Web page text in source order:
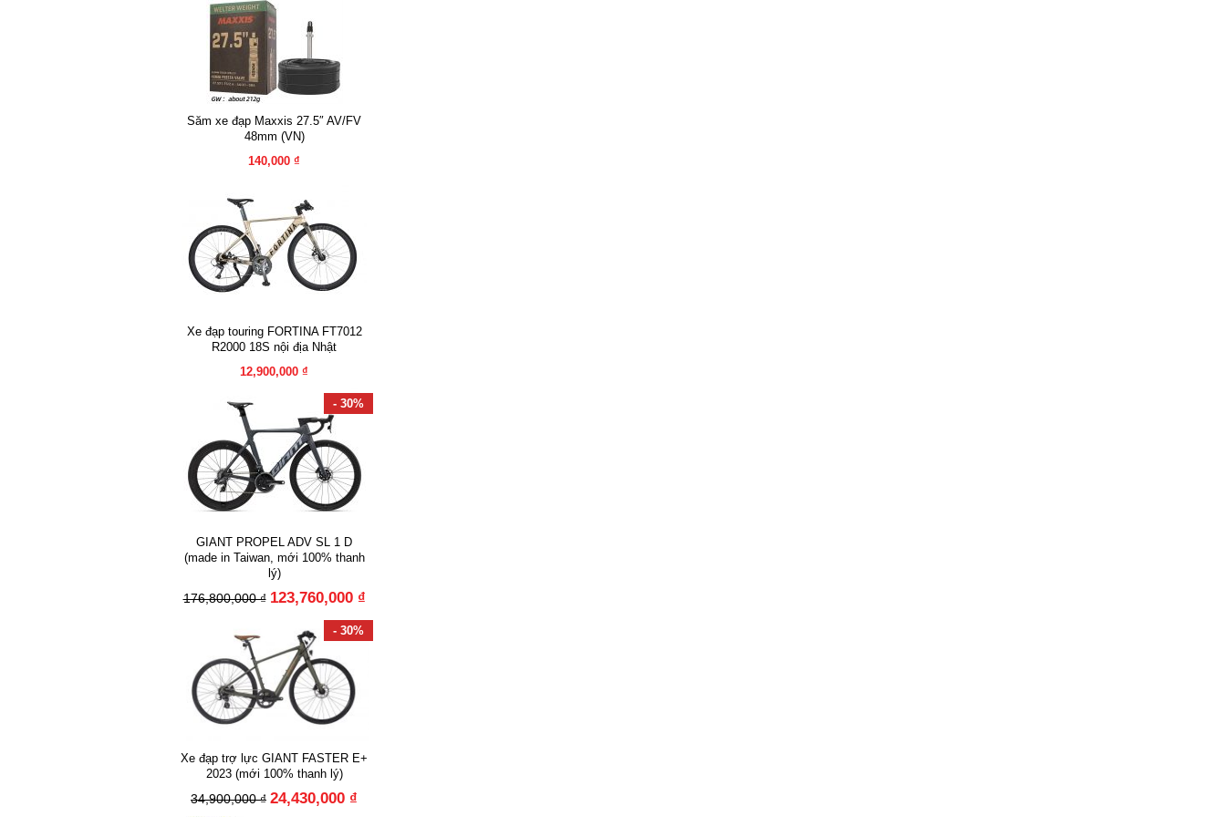
Săm xe đạp Maxxis 27.5″ AV/FV
48mm (VN)
140,000 ₫
Xe đạp touring FORTINA FT7012
R2000 18S nội địa Nhật
12,900,000 ₫
- 30%
GIANT PROPEL ADV SL 1 D
(made in Taiwan, mới 100% thanh
lý)
176,800,000 ₫ 123,760,000 ₫
- 30%
Xe đạp trợ lực GIANT FASTER E+
2023 (mới 100% thanh lý)
34,900,000 ₫ 24,430,000 ₫